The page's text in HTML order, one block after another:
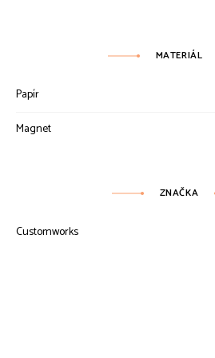
MATERIÁL
Papír
Magnet
ZNAČKA
Customworks